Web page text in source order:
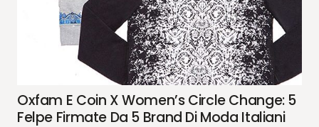
Oxfam E Coin X Women’s Circle Change: 5
Felpe Firmate Da 5 Brand Di Moda Italiani